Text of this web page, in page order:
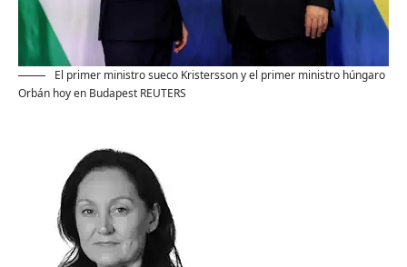
El primer ministro sueco Kristersson y el primer ministro húngaro
Orbán hoy en Budapest REUTERS